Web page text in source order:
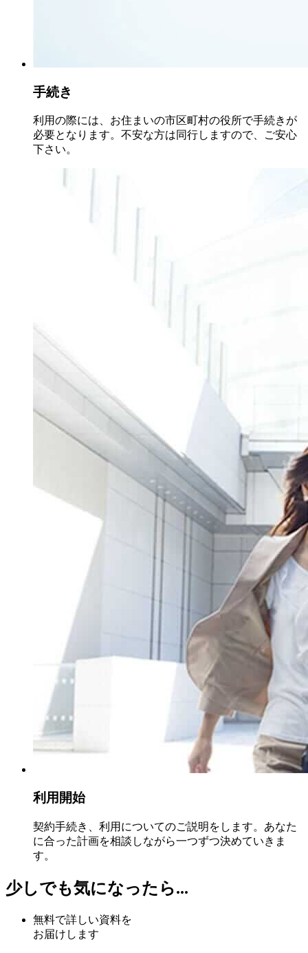
手続き
利用の際には、お住まいの市区町村の役所で手続きが
必要となります。不安な方は同行しますので、ご安心
下さい。
利用開始
契約手続き、利用についてのご説明をします。あなた
に合った計画を相談しながら一つずつ決めていきま
す。
少しでも気になったら...
無料で詳しい資料を
お届けします